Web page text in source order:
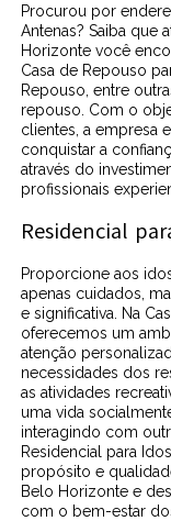
Procurou por
Antenas? Saiba que
Horizonte você
Casa de Repouso
Repouso, entre
repouso. Com o
clientes, a empresa
conquistar a
através do
profissionais
Residencial
Proporcione aos
apenas cuidados,
e significativa. Na
oferecemos um
atenção
necessidades dos
as atividades
uma vida
interagindo com
Residencial para
propósito e
Belo Horizonte e
com o bem-estar